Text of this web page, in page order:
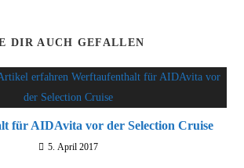
DIR AUCH GEFALLEN
für AIDAvita vor der Selection Cruise
5. April 2017